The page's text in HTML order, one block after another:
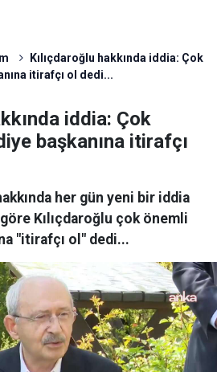
Kılıçdaroğlu hakkında iddia: Çok
itirafçı ol dedi...
iddia: Çok
başkanına itirafçı
her gün yeni bir iddia
Kılıçdaroğlu çok önemli
"itirafçı ol" dedi...